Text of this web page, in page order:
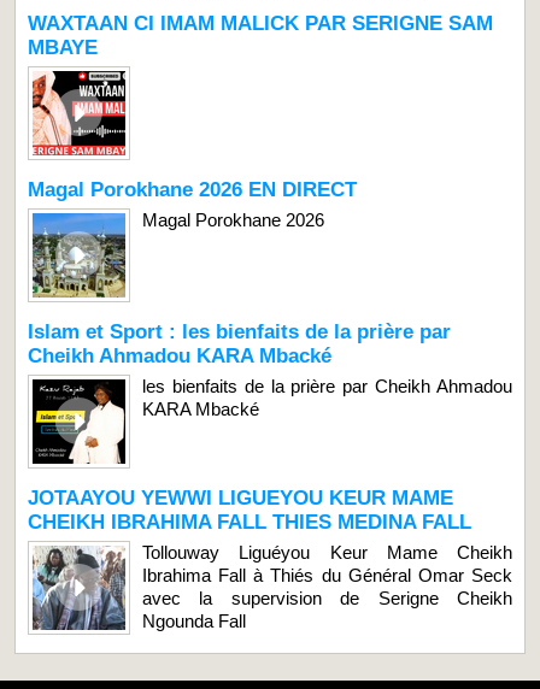
WAXTAAN CI IMAM MALICK PAR SERIGNE SAM
MBAYE
Magal Porokhane 2026 EN DIRECT
Magal Porokhane 2026
Islam et Sport : les bienfaits de la prière par
Cheikh Ahmadou KARA Mbacké
les bienfaits de la prière par Cheikh Ahmadou
KARA Mbacké
JOTAAYOU YEWWI LIGUEYOU KEUR MAME
CHEIKH IBRAHIMA FALL THIES MEDINA FALL
Tollouway Liguéyou Keur Mame Cheikh
Ibrahima Fall à Thiés du Général Omar Seck
avec la supervision de Serigne Cheikh
Ngounda Fall